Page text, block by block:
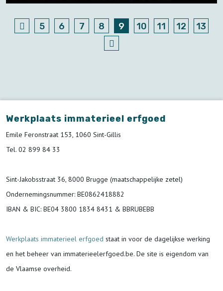
5 6 7 8 9 10 11 12 13
Werkplaats immaterieel erfgoed
Emile Feronstraat 153, 1060 Sint-Gillis
Tel. 02 899 84 33
Sint-Jakobsstraat 36, 8000 Brugge (maatschappelijke zetel)
Ondernemingsnummer: BE0862418882
IBAN & BIC: BE04 3800 1834 8431 & BBRUBEBB
Werkplaats immaterieel erfgoed staat in voor de dagelijkse werking
en het beheer van immaterieelerfgoed.be. De site is eigendom van
de Vlaamse overheid.